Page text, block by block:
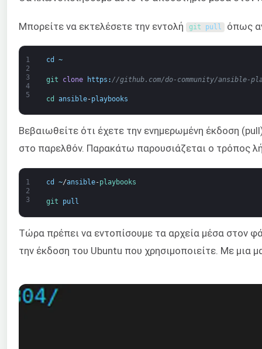
Μπορείτε να εκτελέσετε την εντολή git pull όπως
1
2
3
4
5
cd ~
git clone https : //github.com/do-community/ansible-
cd ansible-playbooks
Βεβαιωθείτε ότι έχετε την ενημερωμένη έκδοση
στο παρελθόν. Παρακάτω παρουσιάζεται ο τρόπος
1
2
3
cd ~/ansible-playbooks
git pull
Τώρα πρέπει να εντοπίσουμε τα αρχεία μέσα στον
την έκδοση του Ubuntu που χρησιμοποιείτε. Με μια